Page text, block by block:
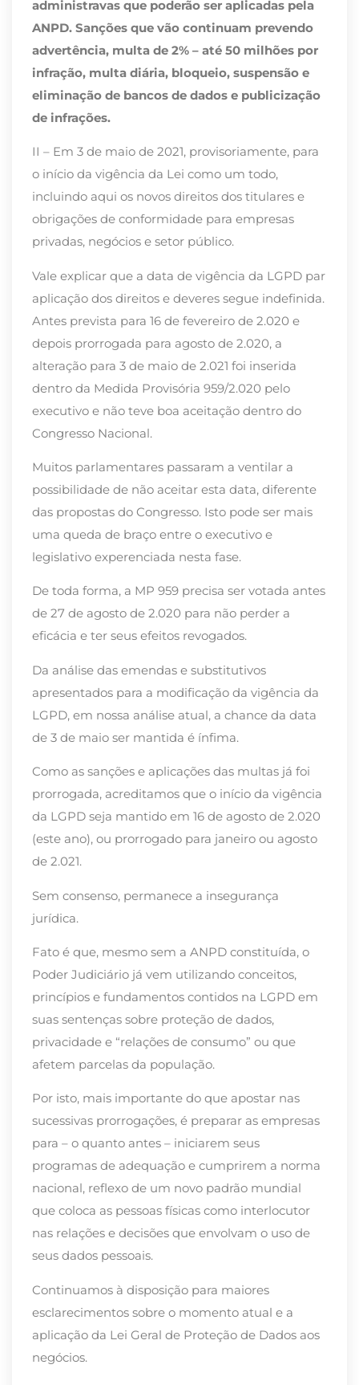
administravas que poderão ser aplicadas pela
ANPD. Sanções que vão continuam prevendo
advertência, multa de 2% – até 50 milhões por
infração, multa diária, bloqueio, suspensão e
eliminação de bancos de dados e publicização
de infrações.
II – Em 3 de maio de 2021, provisoriamente, para
o início da vigência da Lei como um todo,
incluindo aqui os novos direitos dos titulares e
obrigações de conformidade para empresas
privadas, negócios e setor público.
Vale explicar que a data de vigência da LGPD par
aplicação dos direitos e deveres segue indefinida.
Antes prevista para 16 de fevereiro de 2.020 e
depois prorrogada para agosto de 2.020, a
alteração para 3 de maio de 2.021 foi inserida
dentro da Medida Provisória 959/2.020 pelo
executivo e não teve boa aceitação dentro do
Congresso Nacional.
Muitos parlamentares passaram a ventilar a
possibilidade de não aceitar esta data, diferente
das propostas do Congresso. Isto pode ser mais
uma queda de braço entre o executivo e
legislativo experenciada nesta fase.
De toda forma, a MP 959 precisa ser votada antes
de 27 de agosto de 2.020 para não perder a
eficácia e ter seus efeitos revogados.
Da análise das emendas e substitutivos
apresentados para a modificação da vigência da
LGPD, em nossa análise atual, a chance da data
de 3 de maio ser mantida é ínfima.
Como as sanções e aplicações das multas já foi
prorrogada, acreditamos que o início da vigência
da LGPD seja mantido em 16 de agosto de 2.020
(este ano), ou prorrogado para janeiro ou agosto
de 2.021.
Sem consenso, permanece a insegurança
jurídica.
Fato é que, mesmo sem a ANPD constituída, o
Poder Judiciário já vem utilizando conceitos,
princípios e fundamentos contidos na LGPD em
suas sentenças sobre proteção de dados,
privacidade e “relações de consumo” ou que
afetem parcelas da população.
Por isto, mais importante do que apostar nas
sucessivas prorrogações, é preparar as empresas
para – o quanto antes – iniciarem seus
programas de adequação e cumprirem a norma
nacional, reflexo de um novo padrão mundial
que coloca as pessoas físicas como interlocutor
nas relações e decisões que envolvam o uso de
seus dados pessoais.
Continuamos à disposição para maiores
esclarecimentos sobre o momento atual e a
aplicação da Lei Geral de Proteção de Dados aos
negócios.